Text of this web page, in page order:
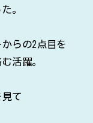
。
らの2点目を
活躍。
て